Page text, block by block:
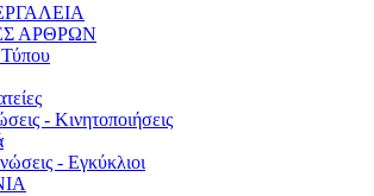
ΑΡΘΡΩΝ
Τύπου
- Κινητοποιήσεις
- Εγκύκλιοι